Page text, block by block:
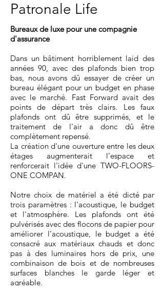
Patronale Life
Bureaux de luxe pour une compagnie
d'assurance
Dans un bâtiment horriblement laid des
années 90, avec des plafonds bien trop
bas, nous avons dû essayer de créer un
bureau élégant pour un budget en phase
avec le marché. Fast Forward avait des
points de départ très clairs. Les faux
plafonds ont dû être supprimés, et le
traitement de l'air a donc dû être
complètement repensé.
La création d'une ouverture entre les deux
étages augmenterait l'espace et
renforcerait l'idée d'une TWO-FLOORS-
ONE COMPAN.
Notre choix de matériel a été dicté par
trois paramètres : l'acoustique, le budget
et l'atmosphère. Les plafonds ont été
pulvérisés avec des flocons de papier pour
améliorer l’acoustique, le budget a été
consacré aux matériaux chauds et donc
pas à des luminaires hors de prix, une
combinaison de bois et de nombreuses
surfaces blanches le garde léger et
agréable.